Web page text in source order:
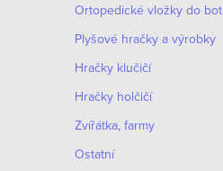
Оrtopedické vložky do bot
Plyšové hračky a výrobky
Hračky klučičí
Hračky holčičí
Zvířátka, farmy
Ostatní